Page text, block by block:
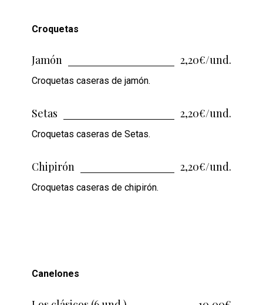
Croquetas
Jamón 2,20€/und.
Croquetas caseras de jamón.
Setas 2,20€/und.
Croquetas caseras de Setas.
Chipirón 2,20€/und.
Croquetas caseras de chipirón.
Canelones